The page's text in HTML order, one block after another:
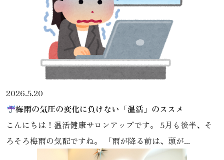
2026.5.20
梅雨の気圧の変化に負けない「温活」のススメ
こんにちは！温活健康サロンアップです。 5月も後半、そ
ろそろ梅雨の気配ですね。 「雨が降る前は、頭が...